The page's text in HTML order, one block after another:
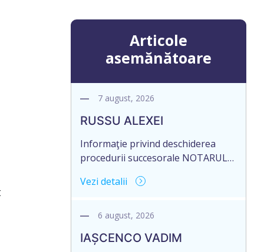
Articole
asemănătoare
7 august, 2026
RUSSU ALEXEI
Informaţie privind deschiderea
procedurii succesorale NOTARUL
adresa: Republica Moldova, mun.
5/3, cod poştal: MD-2044, anunţă
succesorale în urma decesului cet.
Vezi detalii
6 august, 2026
IAȘCENCO VADIM